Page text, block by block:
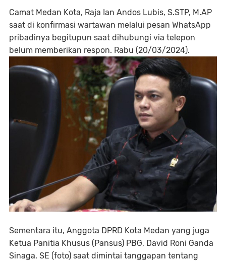
Camat Medan Kota, Raja Ian Andos Lubis, S.STP, M.AP
saat di konfirmasi wartawan melalui pesan WhatsApp
pribadinya begitupun saat dihubungi via telepon
belum memberikan respon. Rabu (20/03/2024).
Sementara itu, Anggota DPRD Kota Medan yang juga
Ketua Panitia Khusus (Pansus) PBG, David Roni Ganda
Sinaga, SE (foto) saat dimintai tanggapan tentang